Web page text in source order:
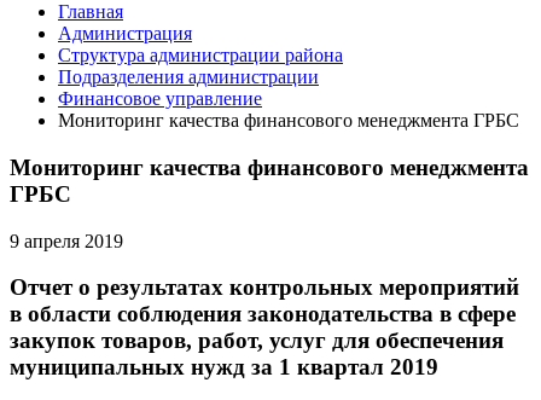
Главная
Администрация
Структура администрации района
Подразделения администрации
Финансовое управление
Мониторинг качества финансового менеджмента ГРБС
Мониторинг качества финансового менеджмента
ГРБС
9 апреля 2019
Отчет о результатах контрольных мероприятий
в области соблюдения законодательства в сфере
закупок товаров, работ, услуг для обеспечения
муниципальных нужд за 1 квартал 2019